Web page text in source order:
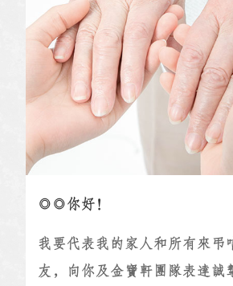
◎◎你好！
我要代表我的家人和所有來弔
友，向你及金寶軒團隊表達誠